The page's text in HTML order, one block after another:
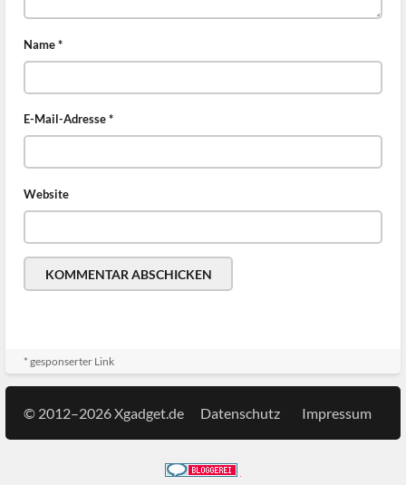
Name*
E-Mail-Adresse*
Website
* gesponserter Link
© 2012–2026 Xgadget.de Datenschutz Impressum